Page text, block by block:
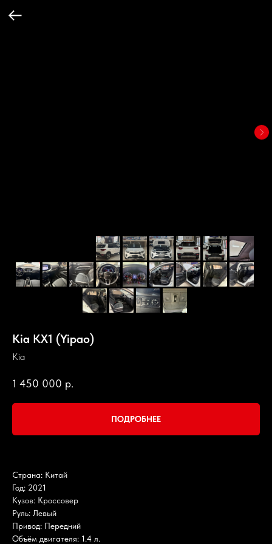
Kia KX1 (Yipao)
Kia
1 450 000 р.
ПОДРОБНЕЕ
Страна: Китай
Год: 2021
Кузов: Кроссовер
Руль: Левый
Привод: Передний
Объём двигателя: 1.4 л.